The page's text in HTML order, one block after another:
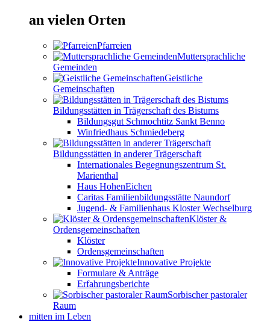
an vielen Orten
Pfarreien
Muttersprachliche
Gemeinden
Geistliche
Gemeinschaften
Bildungsstätten in Trägerschaft des Bistums
Bildungsgut Schmochtitz Sankt Benno
Winfriedhaus Schmiedeberg
Bildungsstätten in anderer Trägerschaft
Internationales Begegnungszentrum St.
Marienthal
Haus HohenEichen
Caritas Familienbildungsstätte Naundorf
Jugend- & Familienhaus Kloster Wechselburg
Klöster &
Ordensgemeinschaften
Klöster
Ordensgemeinschaften
Innovative Projekte
Formulare & Anträge
Erfahrungsberichte
Sorbischer pastoraler
Raum
mitten im Leben